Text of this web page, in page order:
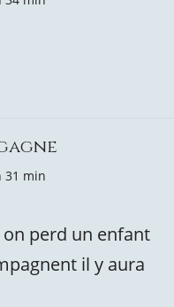
31 min
on perd un enfant
il y aura